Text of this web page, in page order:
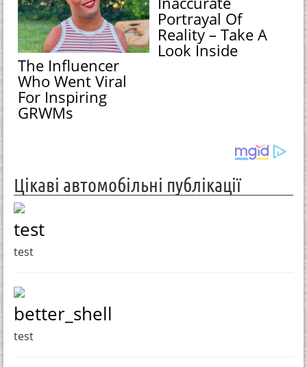
The Influencer
Who Went Viral
For Inspiring
GRWMs
Portrayal Of
Reality – Take A
Look Inside
Цікаві автомобільні публікації
test
test
better_shell
test